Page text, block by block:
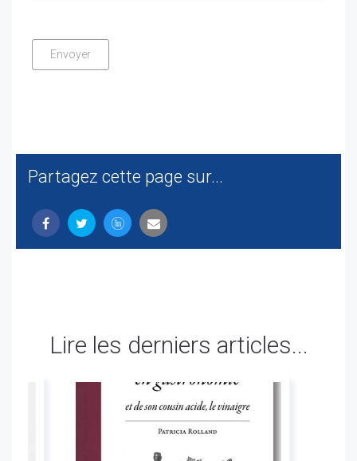
Partagez cette page sur...
Lire les derniers articles...